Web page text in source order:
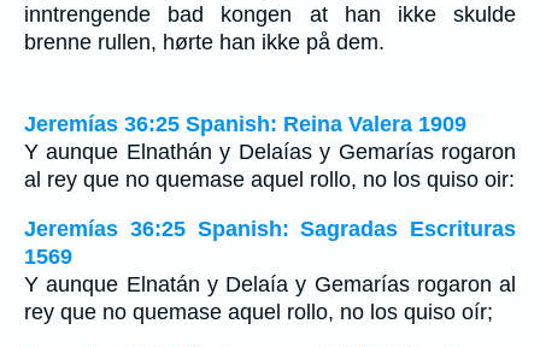
inntrengende bad kongen at han ikke skulde
brenne rullen, hørte han ikke på dem.
Jeremías 36:25 Spanish: Reina Valera 1909
Y aunque Elnathán y Delaías y Gemarías rogaron
al rey que no quemase aquel rollo, no los quiso oir:
Jeremías 36:25 Spanish: Sagradas Escrituras
1569
Y aunque Elnatán y Delaía y Gemarías rogaron al
rey que no quemase aquel rollo, no los quiso oír;